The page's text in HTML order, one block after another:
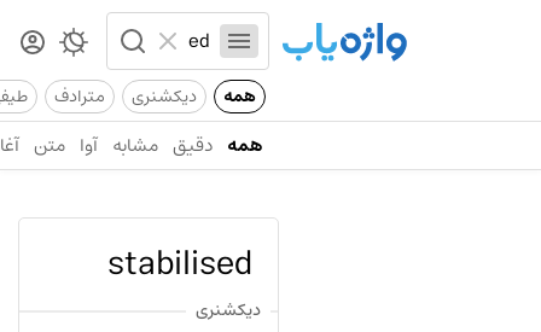
همه دیکشنری مترادف
همه دقیق مشابه آوا متن
stabilised
دیکشنری